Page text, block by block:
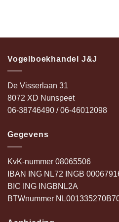
Vogelboekhandel J&J
De Visserlaan 31
8072 XD Nunspeet
06-38746490 / 06-46012098
Gegevens
KvK-nummer 08065506
IBAN ING NL72 INGB
BIC ING INGBNL2A
BTWnummer